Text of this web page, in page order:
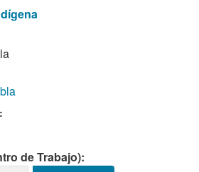
de Trabajo):